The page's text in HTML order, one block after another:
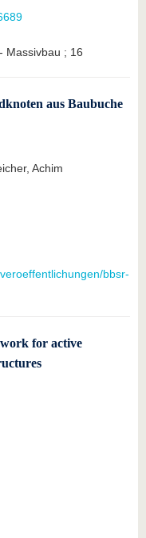
Massivbau ; 16
aus Baubuche
Achim
bbsr-
for active